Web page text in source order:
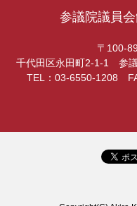
参議院議員
〒100-
千代田区永田町2-1-1 参
TEL：03-6550-1208